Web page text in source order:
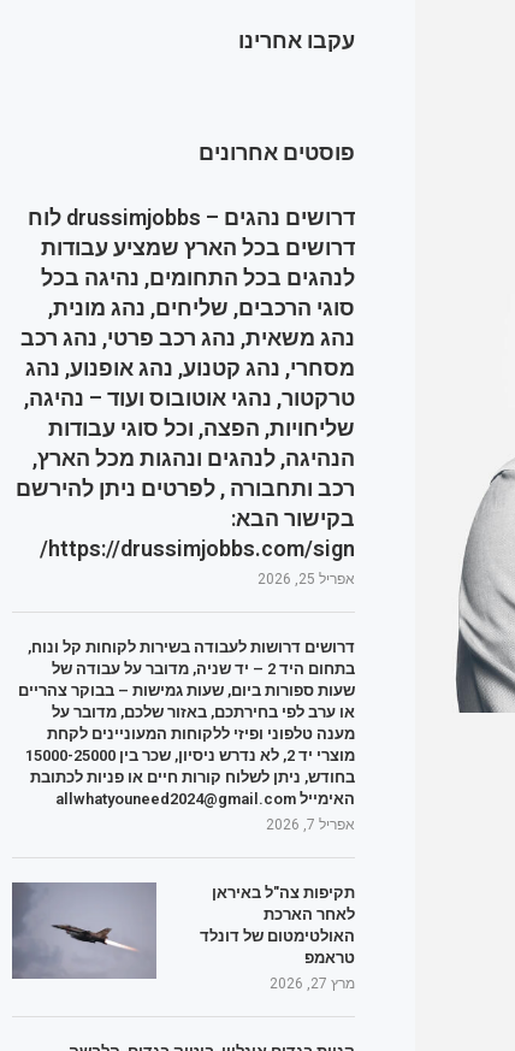
עקבו אחרינו
פוסטים אחרונים
דרושים נהגים – drussimjobbs לוח
דרושים בכל הארץ שמציע עבודות
לנהגים בכל התחומים, נהיגה בכל
סוגי הרכבים, שליחים, נהג מונית,
נהג משאית, נהג רכב פרטי, נהג רכב
מסחרי, נהג קטנוע, נהג אופנוע, נהג
טרקטור, נהגי אוטובוס ועוד – נהיגה,
שליחויות, הפצה, וכל סוגי עבודות
הנהיגה, לנהגים ונהגות מכל הארץ,
רכב ותחבורה , לפרטים ניתן להירשם
בקישור הבא:
https://drussimjobbs.com/sign/
אפריל 25, 2026
דרושים דרושות לעבודה בשירות לקוחות קל ונוח,
בתחום היד 2 – יד שניה, מדובר על עבודה של
שעות ספורות ביום, שעות גמישות – בבוקר צהריים
או ערב לפי בחירתכם, באזור שלכם, מדובר על
מענה טלפוני ופיזי ללקוחות המעוניינים לקחת
מוצרי יד 2, לא נדרש ניסיון, שכר בין 15000-25000
בחודש, ניתן לשלוח קורות חיים או פניות לכתובת
האימייל allwhatyouneed2024@gmail.com
אפריל 7, 2026
תקיפות צה"ל באיראן
לאחר הארכת
האולטימטום של דונלד
טראמפ
מרץ 27, 2026